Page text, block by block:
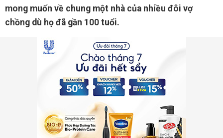
mong muốn về chung một nhà của nhiều đôi vợ
chồng dù họ đã gần 100 tuổi.